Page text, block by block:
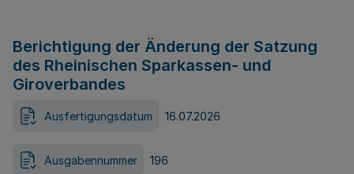
Berichtigung der Änderung der Satzung
des Rheinischen Sparkassen- und
Giroverbandes
Ausfertigungsdatum 16.07.2026
Ausgabennummer 196